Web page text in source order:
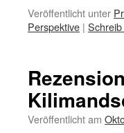
Veröffentlicht unter
Perspektive |
Veröffentlicht am